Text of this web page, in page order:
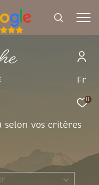
Fr
0
e
selon vos critères
à vos